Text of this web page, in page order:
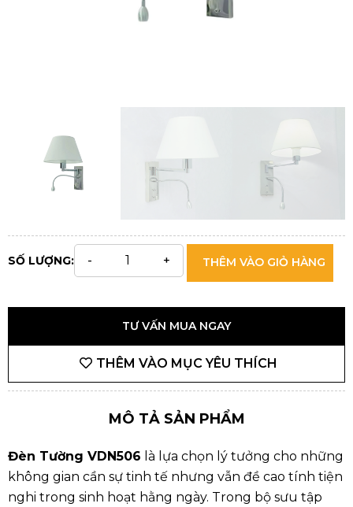
SỐ LƯỢNG: THÊM VÀO GIỎ HÀNG
TƯ VẤN MUA NGAY
THÊM VÀO MỤC YÊU THÍCH
MÔ TẢ SẢN PHẨM
Đèn Tường VDN506 là lựa chọn lý tưởng cho những
không gian cần sự tinh tế nhưng vẫn đề cao tính tiện
nghi trong sinh hoạt hằng ngày. Trong bộ sưu tập